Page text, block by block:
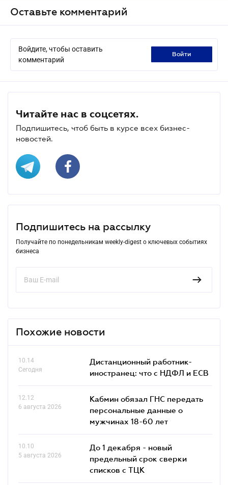
Оставьте комментарий
Войдите, чтобы оставить
комментарий
войти
Читайте нас в соцсетях.
Подпишитесь, чтоб быть в курсе всех бизнес-
новостей.
Подпишитесь на рассылку
Получайте по понедельникам weekly-digest о ключевых событиях
бизнеса
Похожие новости
10.14
Сегодня
Дистанционный работник-
иностранец: что с НДФЛ и ЕСВ
12.12
6 августа 2026
Кабмин обязал ГНС передать
персональные данные о
мужчинах 18-60 лет
10.10
5 августа 2026
До 1 декабря - новый
предельный срок сверки
списков c ТЦК